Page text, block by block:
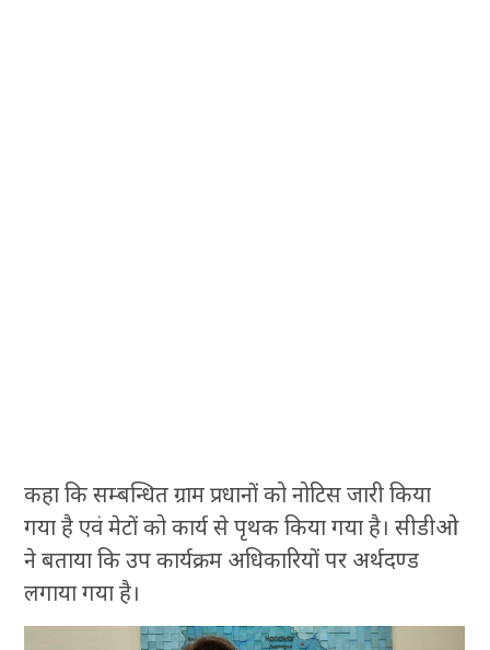
कहा कि सम्बन्धित ग्राम प्रधानों को नोटिस जारी किया
गया है एवं मेटों को कार्य से पृथक किया गया है। सीडीओ
ने बताया कि उप कार्यक्रम अधिकारियों पर अर्थदण्ड
लगाया गया है।